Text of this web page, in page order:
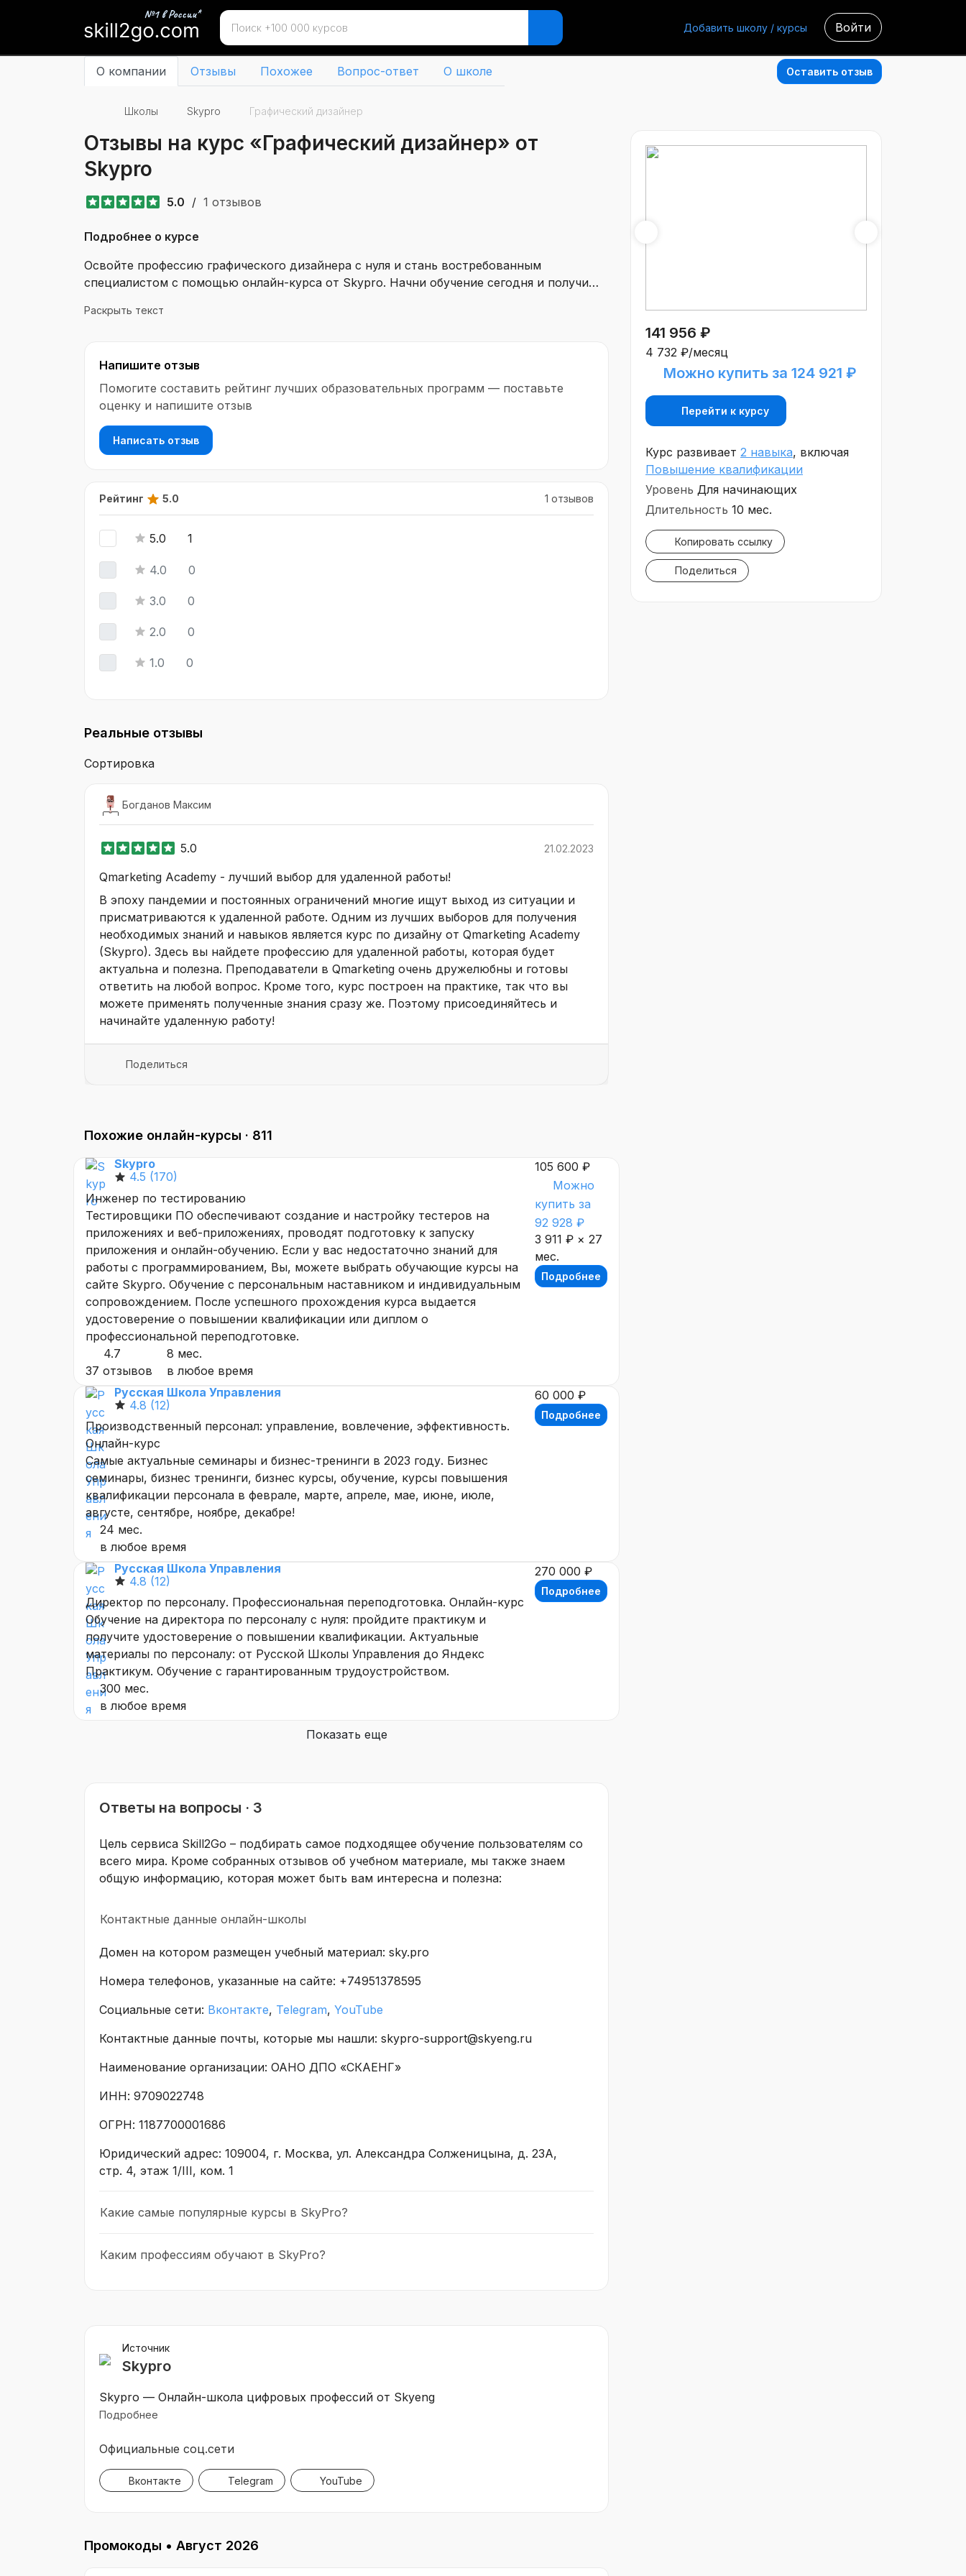
Добавить школу / курсы Войти
О компании Отзывы Похожее Вопрос-ответ О школе Оставить отзыв
Школы Skypro Графический дизайнер
Отзывы на курс «Графический дизайнер» от
Skypro
5.0 / 1 отзывов
Подробнее о курсе
Освойте профессию графического дизайнера с нуля и стань востребованным
специалистом с помощью онлайн-курса от Skypro. Начни обучение сегодня и получи
наставником и индивидуальным сопровождением. После успешного прохождения
Раскрыть текст
Напишите отзыв
Помогите составить рейтинг лучших образовательных программ — поставьте
оценку и напишите отзыв
Написать отзыв
Рейтинг 5.0 1 отзывов
5.0 1
4.0 0
3.0 0
2.0 0
1.0 0
Реальные отзывы
Сортировка
Богданов Максим
5.0 21.02.2023
Qmarketing Academy - лучший выбор для удаленной работы!
В эпоху пандемии и постоянных ограничений многие ищут выход из ситуации и
присматриваются к удаленной работе. Одним из лучших выборов для получения
необходимых знаний и навыков является курс по дизайну от Qmarketing Academy
(Skypro). Здесь вы найдете профессию для удаленной работы, которая будет
актуальна и полезна. Преподаватели в Qmarketing очень дружелюбны и готовы
ответить на любой вопрос. Кроме того, курс построен на практике, так что вы
можете применять полученные знания сразу же. Поэтому присоединяйтесь и
начинайте удаленную работу!
Поделиться
Похожие онлайн-курсы · 811
Skypro
4.5 (170)
Инженер по тестированию
Тестировщики ПО обеспечивают создание и настройку тестеров на
приложениях и веб-приложениях, проводят подготовку к запуску
приложения и онлайн-обучению. Если у вас недостаточно знаний для
работы с программированием, Вы, можете выбрать обучающие курсы на
сайте Skypro. Обучение с персональным наставником и индивидуальным
сопровождением. После успешного прохождения курса выдается
удостоверение о повышении квалификации или диплом о
профессиональной переподготовке.
4.7
37 отзывов
8 мес.
в любое время
105 600 ₽
Можно
купить за
92 928 ₽
3 911 ₽ × 27
мес.
Подробнее
Русская Школа Управления
4.8 (12)
Производственный персонал: управление, вовлечение, эффективность.
Онлайн-курс
Самые актуальные семинары и бизнес-тренинги в 2023 году. Бизнес
семинары, бизнес тренинги, бизнес курсы, обучение, курсы повышения
квалификации персонала в феврале, марте, апреле, мае, июне, июле,
августе, сентябре, ноябре, декабре!
24 мес.
в любое время
60 000 ₽
Подробнее
Русская Школа Управления
4.8 (12)
Директор по персоналу. Профессиональная переподготовка. Онлайн-курс
Обучение на директора по персоналу с нуля: пройдите практикум и
получите удостоверение о повышении квалификации. Актуальные
материалы по персоналу: от Русской Школы Управления до Яндекс
Практикум. Обучение с гарантированным трудоустройством.
300 мес.
в любое время
270 000 ₽
Подробнее
Показать еще
Ответы на вопросы · 3
Цель сервиса Skill2Go – подбирать самое подходящее обучение пользователям со
всего мира. Кроме собранных отзывов об учебном материале, мы также знаем
общую информацию, которая может быть вам интересна и полезна:
Контактные данные онлайн-школы
Домен на котором размещен учебный материал: sky.pro
Номера телефонов, указанные на сайте: +74951378595
Социальные сети: Вконтакте, Telegram, YouTube
Контактные данные почты, которые мы нашли: skypro-support@skyeng.ru
Наименование организации: ОАНО ДПО «СКАЕНГ»
ИНН: 9709022748
ОГРН: 1187700001686
Юридический адрес: 109004, г. Москва, ул. Александра Солженицына, д. 23А,
стр. 4, этаж 1/III, ком. 1
Какие самые популярные курсы в SkyPro?
Каким профессиям обучают в SkyPro?
Источник
Skypro
Skypro — Онлайн-школа цифровых профессий от Skyeng
Подробнее
Официальные соц.сети
Вконтакте Telegram YouTube
Промокоды • Август 2026
141 956 ₽
4 732 ₽/месяц
Можно купить за 124 921 ₽
Перейти к курсу
Курс развивает 2 навыка, включая
Повышение квалификации
Уровень Для начинающих
Длительность 10 мес.
Копировать ссылку
Поделиться